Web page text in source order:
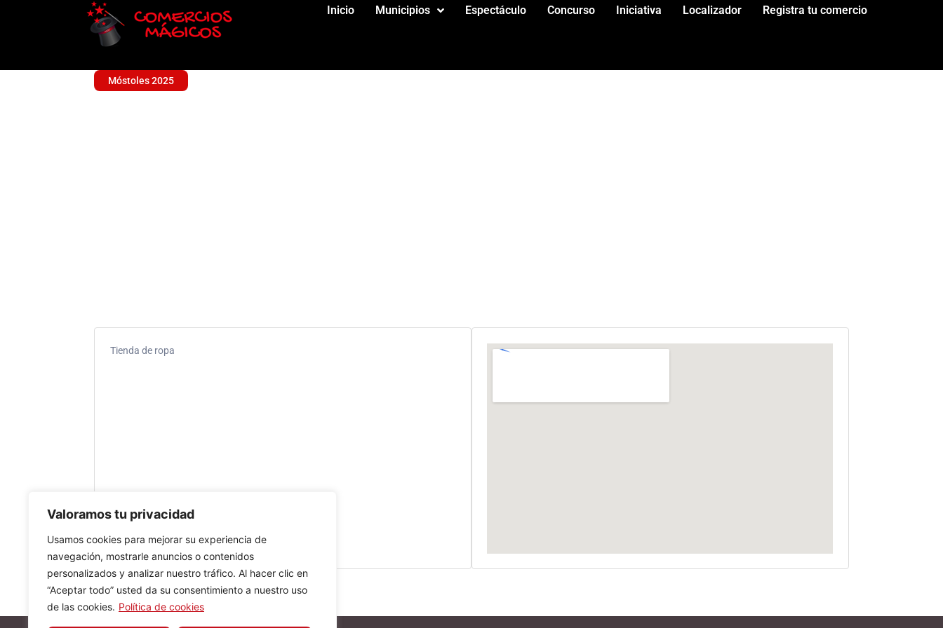
Valoramos tu privacidad
Usamos cookies para mejorar su experiencia de
navegación, mostrarle anuncios o contenidos
personalizados y analizar nuestro tráfico. Al hacer clic en
“Aceptar todo” usted da su consentimiento a nuestro uso
de las cookies. Política de cookies
Inicio Municipios Espectáculo Concurso Iniciativa Localizador Registra tu comercio
Móstoles 2025
Tienda de ropa